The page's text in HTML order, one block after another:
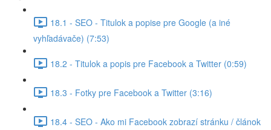
18.1 - SEO - Titulok a popise pre Google (a iné
vyhľadávače) (7:53)
18.2 - Titulok a popis pre Facebook a Twitter (0:59)
18.3 - Fotky pre Facebook a Twitter (3:16)
18.4 - SEO - Ako mi Facebook zobrazí stránku / článok